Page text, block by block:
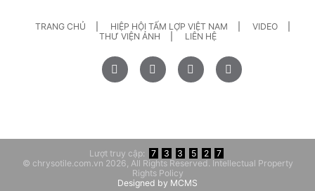
TRANG CHỦ HIỆP HỘI TẤM LỢP VIỆT NAM
VIDEO
THƯ VIỆN ẢNH
LIÊN HỆ
Lượt truy cập: 7 3 3 5 2
7
© chrysotile.com.vn 2026, All Rights Reserved. Intellectual Property
Rights Policy
Designed by MCMS